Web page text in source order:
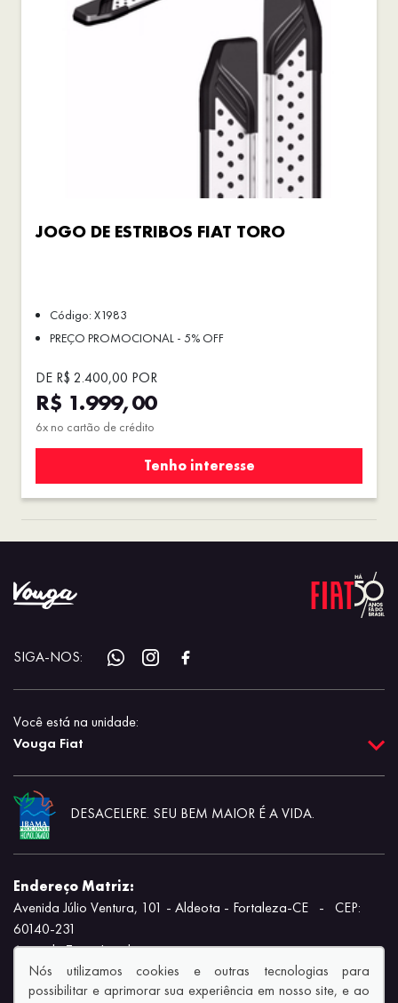
JOGO DE ESTRIBOS FIAT TORO
Código: X1983
PREÇO PROMOCIONAL - 5% OFF
DE R$ 2.400,00 POR
R$ 1.999,00
6x no cartão de crédito
Tenho interesse
SIGA-NOS:
Você está na unidade:
Vouga Fiat
DESACELERE. SEU BEM MAIOR É A VIDA.
Endereço Matriz:
Avenida Júlio Ventura, 101 - Aldeota - Fortaleza-CE
-
CEP:
60140-231
Aviso de Texto Legal
Nós utilizamos cookies e outras tecnologias para
possibilitar e aprimorar sua experiência em nosso site, e ao